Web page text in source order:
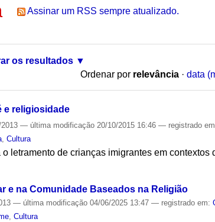
Assinar um RSS sempre atualizado.
os resultados
Ordenar por relevância · data
e religiosidade
2013— última modificação 20/10/2015 16:46— registrado
,Cultura
letramento de crianças imigrantes em contextos
e na Comunidade Baseados na Religião
— última modificação 04/06/2025 13:47— registrado em:
,Cultura